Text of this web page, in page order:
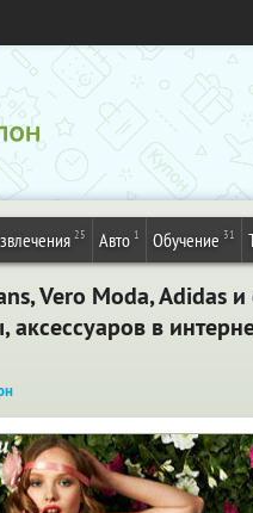
25 Авто 1 Обучение 31
Vero Moda,
в